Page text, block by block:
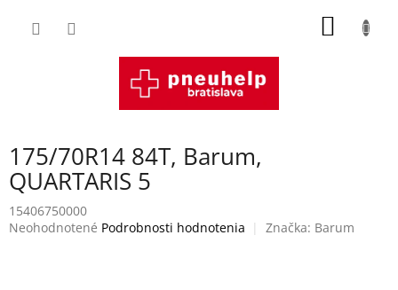
175/70R14 84T, Barum,
QUARTARIS 5
15406750000
Priemerné
Neohodnotené Podrobnosti hodnotenia Značka: Barum